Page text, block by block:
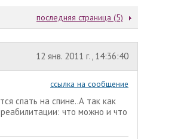
последняя страница (5)
12 янв. 2011 г., 14:36:40
ссылка на сообщение
спать на спине..А так как
что можно и что